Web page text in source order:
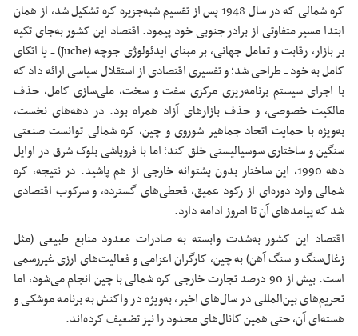
کره شمالی که در سال 1948 پس از تقسیم شبه‌جزیره کره تشکیل شد، از همان
ابتدا مسیر متفاوتی از برادر جنوبی خود پیمود. اقتصاد این کشور به‌جای تکیه
بر بازار، رقابت و تعامل جهانی، بر مبنای ایدئولوژی جوچه (Juche) ــ یا اتکای
کامل به خود ــ طراحی شد؛ و تفسیری اقتصادی از استقلال سیاسی ارائه داد که
با اجرای سیستم برنامه‌ریزی مرکزی سفت و سخت، ملی‌سازی کامل، حذف
مالکیت خصوصی، و حذف بازارهای آزاد همراه بود. در دهه‌های نخست،
به‌ویژه با حمایت اتحاد جماهیر شوروی و چین، کره شمالی توانست صنعتی
سنگین و ساختاری سوسیالیستی خلق کند؛ اما با فروپاشی بلوک شرق در اوایل
دهه 1990، این ساختار بدون پشتوانه خارجی از هم پاشید. در نتیجه، کره
شمالی وارد دوره‌ای از رکود عمیق، قحطی‌های گسترده، و سرکوب اقتصادی
شد که پیامدهای آن تا امروز ادامه دارد.
اقتصاد این کشور به‌شدت وابسته به صادرات معدود منابع طبیعی (مثل
زغال‌سنگ و سنگ آهن) به چین، کارگران اعزامی و فعالیت‌های ارزی غیررسمی
است. بیش از 90 درصد تجارت خارجی کره شمالی با چین انجام می‌شود، اما
تحریم‌های بین‌المللی در سال‌های اخیر، به‌ویژه در واکنش به برنامه موشکی و
هسته‌ای آن، حتی همین کانال‌های محدود را نیز تضعیف کرده‌اند.